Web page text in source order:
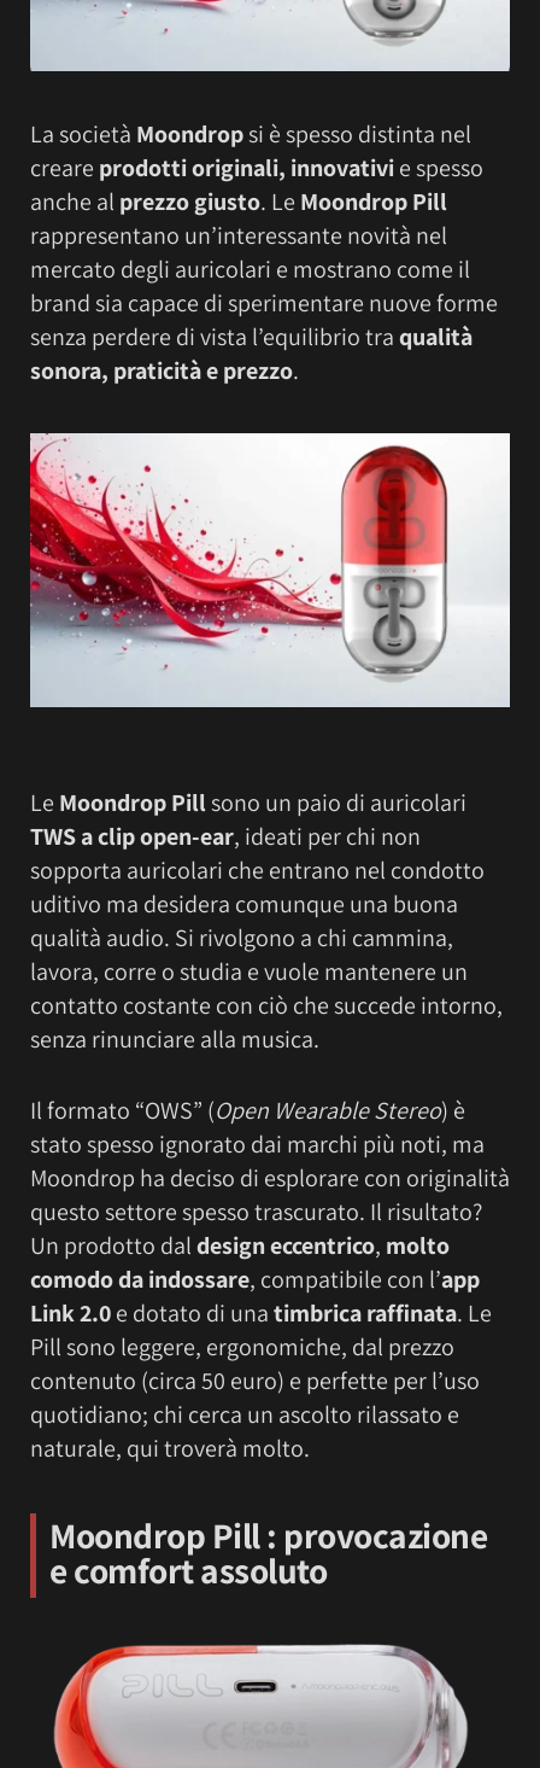
La società Moondropsi è spesso distinta nel
creare prodotti originali, innovativie spesso
anche al prezzo giusto. Le Moondrop Pill
rappresentano un’interessante novità nel
mercato degli auricolari e mostrano come il
brand sia capace di sperimentare nuove forme
senza perdere di vista l’equilibrio traqualità
sonora, praticità e prezzo.
Le Moondrop Pillsono un paio di auricolari
TWS a clip open-ear, ideati per chi non
sopporta auricolari che entrano nel condotto
uditivo ma desidera comunque una buona
qualità audio. Si rivolgono a chi cammina,
lavora, corre o studia e vuole mantenere un
contatto costante con ciò che succede intorno,
senza rinunciare alla musica.
Il formato “OWS” (Open Wearable Stereo) è
stato spesso ignorato dai marchi più noti, ma
Moondrop ha deciso di esplorare con originalità
questo settore spesso trascurato. Il risultato?
Un prodotto daldesign eccentrico, molto
comodo da indossare, compatibile con l’app
Link 2.0e dotato di unatimbrica raffinata. Le
Pill sono leggere, ergonomiche, dal prezzo
contenuto (circa 50 euro) e perfette per l’uso
quotidiano; chi cerca un ascolto rilassato e
naturale, qui troverà molto.
Moondrop Pill: provocazione
e comfort assoluto